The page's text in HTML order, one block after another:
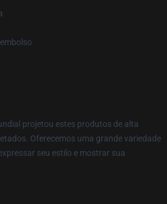
projetou estes produtos de alta
Oferecemos uma grande variedade
seu estilo e mostrar sua